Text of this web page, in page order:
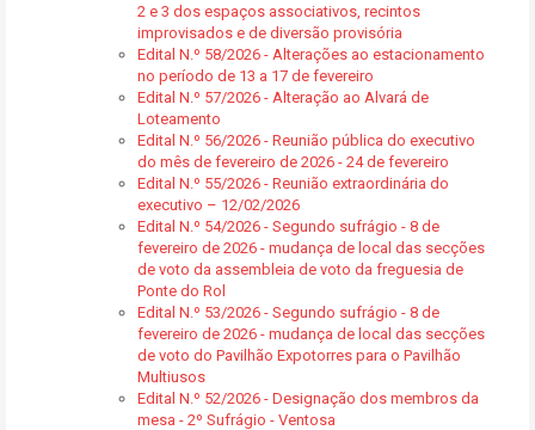
2 e 3 dos espaços associativos, recintos
improvisados e de diversão provisória
Edital N.º 58/2026 - Alterações ao estacionamento
no período de 13 a 17 de fevereiro
Edital N.º 57/2026 - Alteração ao Alvará de
Loteamento
Edital N.º 56/2026 - Reunião pública do executivo
do mês de fevereiro de 2026 - 24 de fevereiro
Edital N.º 55/2026 - Reunião extraordinária do
executivo – 12/02/2026
Edital N.º 54/2026 - Segundo sufrágio - 8 de
fevereiro de 2026 - mudança de local das secções
de voto da assembleia de voto da freguesia de
Ponte do Rol
Edital N.º 53/2026 - Segundo sufrágio - 8 de
fevereiro de 2026 - mudança de local das secções
de voto do Pavilhão Expotorres para o Pavilhão
Multiusos
Edital N.º 52/2026 - Designação dos membros da
mesa - 2º Sufrágio - Ventosa